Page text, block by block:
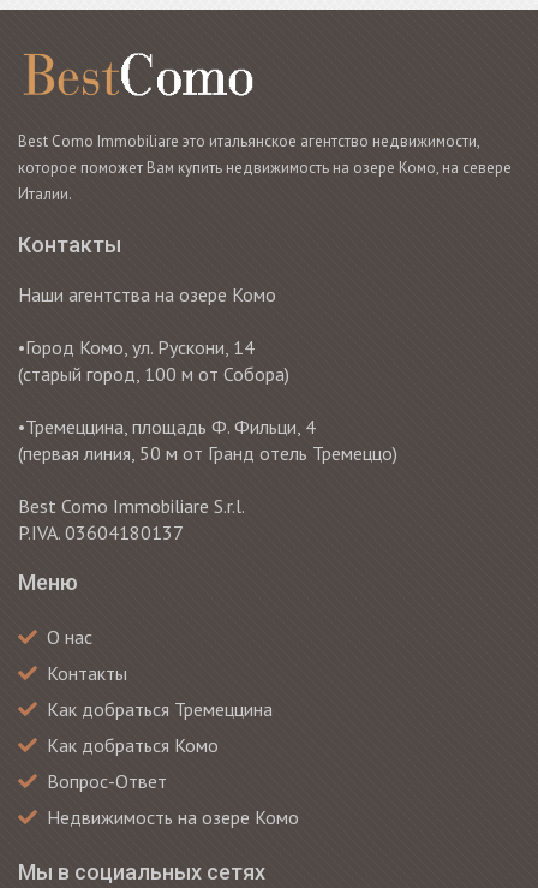
Best Como Immobiliare это итальянское агентство недвижимости,
которое поможет Вам купить недвижимость на озере Комо, на севере
Италии.
Контакты
Наши агентства на озере Комо
•Город Комо, ул. Рускони, 14
(старый город, 100 м от Собора)
•Тремеццина, площадь Ф. Фильци, 4
(первая линия, 50 м от Гранд отель Тремеццо)
Best Como Immobiliare S.r.l.
P.IVA. 03604180137
Меню
О нас
Контакты
Как добраться Тремеццина
Как добраться Комо
Вопрос-Ответ
Недвижимость на озере Комо
Мы в социальных сетях